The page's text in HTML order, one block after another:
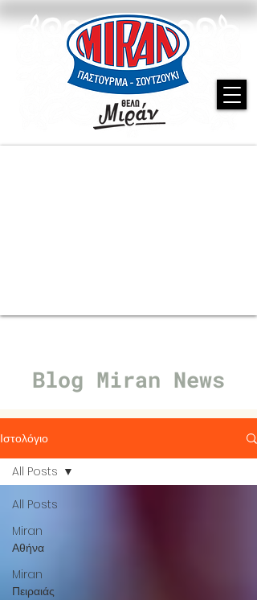
Blog Miran News
Ιστολόγιο
All Posts
Miran
Αθήνα
Miran
Πειραιάς
All Posts